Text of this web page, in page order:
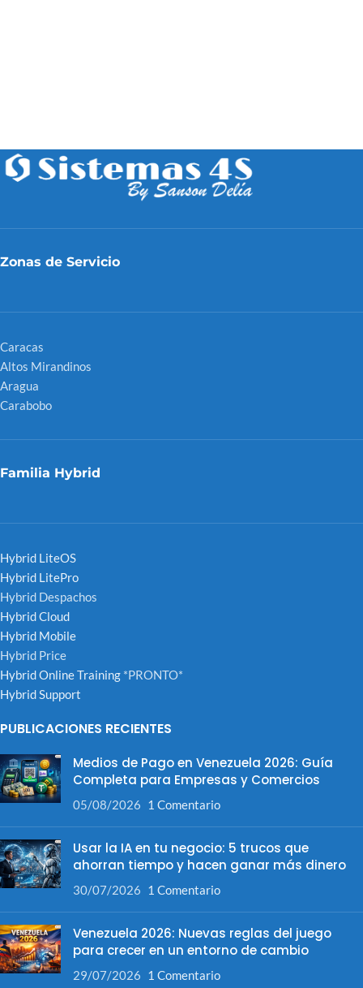
Zonas de Servicio
Caracas
Altos Mirandinos
Aragua
Carabobo
Familia Hybrid
Hybrid LiteOS
Hybrid LitePro
Hybrid Despachos
Hybrid Cloud
Hybrid Mobile
Hybrid Price
Hybrid Online Training *PRONTO*
Hybrid Support
PUBLICACIONES RECIENTES
Medios de Pago en Venezuela 2026: Guía
Completa para Empresas y Comercios
05/08/2026 1 Comentario
Usar la IA en tu negocio: 5 trucos que
ahorran tiempo y hacen ganar más dinero
30/07/2026 1 Comentario
Venezuela 2026: Nuevas reglas del juego
para crecer en un entorno de cambio
29/07/2026 1 Comentario